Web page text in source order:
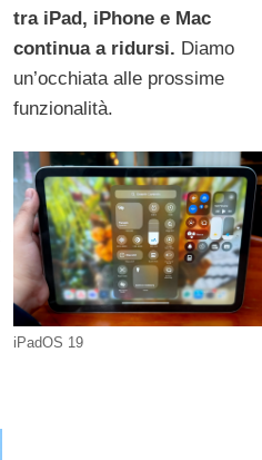
tra iPad, iPhone e Mac
continua a ridursi. Diamo
un’occhiata alle prossime
funzionalità.
iPadOS 19